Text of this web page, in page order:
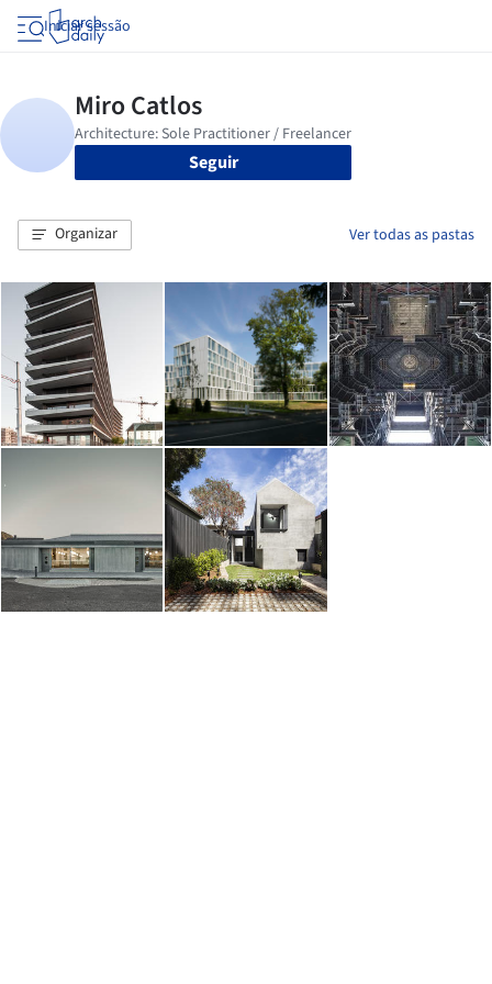
Iniciar sessão
Seguir
Organizar Ver todas as pastas